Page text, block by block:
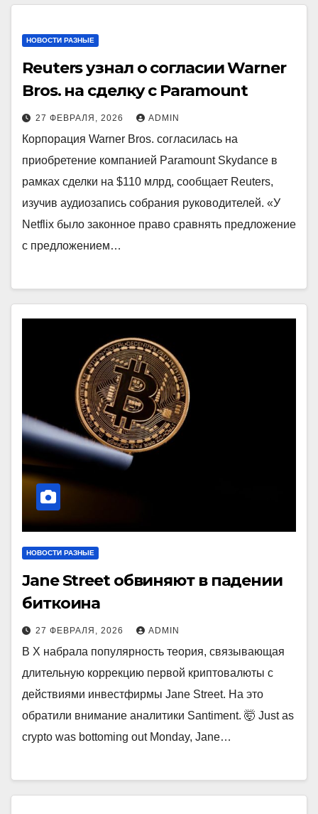
НОВОСТИ РАЗНЫЕ
Reuters узнал о согласии Warner
Bros. на сделку с Paramount
27 ФЕВРАЛЯ, 2026 ADMIN
Корпорация Warner Bros. согласилась на
приобретение компанией Paramount Skydance в
рамках сделки на $110 млрд, сообщает Reuters,
изучив аудиозапись собрания руководителей. «У
Netflix было законное право сравнять предложение
с предложением…
НОВОСТИ РАЗНЫЕ
Jane Street обвиняют в падении
биткоина
27 ФЕВРАЛЯ, 2026 ADMIN
В X набрала популярность теория, связывающая
длительную коррекцию первой криптовалюты с
действиями инвестфирмы Jane Street. На это
обратили внимание аналитики Santiment. 🤯 Just as
crypto was bottoming out Monday, Jane…